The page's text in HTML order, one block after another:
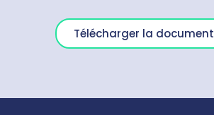
Télécharger la